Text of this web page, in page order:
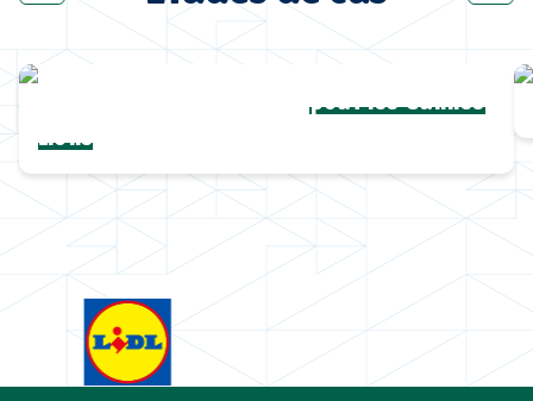
Une collection complètepour les Cannes
Lions